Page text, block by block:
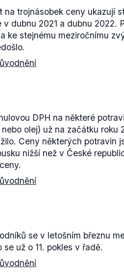
na trojnásobek ceny ukazují
dubnu 2021 a dubnu 2022.
ke stejnému meziročnímu
DPH na některé
olej) už na začátku roku
Ceny některých potravin
nižší než v České
se v letošním březnu
se už o 11. pokles v řadě.